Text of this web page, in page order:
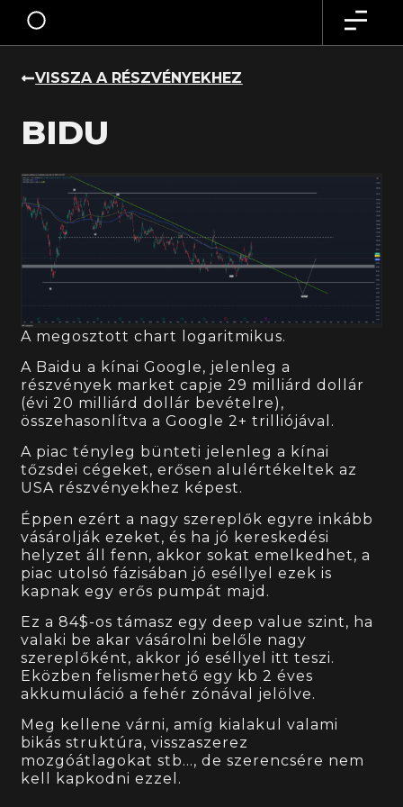
VISSZA A RÉSZVÉNYEKHEZ
BIDU
A megosztott chart logaritmikus.
A Baidu a kínai Google, jelenleg a
részvények market capje 29 milliárd dollár
(évi 20 milliárd dollár bevételre),
összehasonlítva a Google 2+ trilliójával.
A piac tényleg bünteti jelenleg a kínai
tőzsdei cégeket, erősen alulértékeltek az
USA részvényekhez képest.
Éppen ezért a nagy szereplők egyre inkább
vásárolják ezeket, és ha jó kereskedési
helyzet áll fenn, akkor sokat emelkedhet, a
piac utolsó fázisában jó eséllyel ezek is
kapnak egy erős pumpát majd.
Ez a 84$-os támasz egy deep value szint, ha
valaki be akar vásárolni belőle nagy
szereplőként, akkor jó eséllyel itt teszi.
Eközben felismerhető egy kb 2 éves
akkumuláció a fehér zónával jelölve.
Meg kellene várni, amíg kialakul valami
bikás struktúra, visszaszerez
mozgóátlagokat stb…, de szerencsére nem
kell kapkodni ezzel.